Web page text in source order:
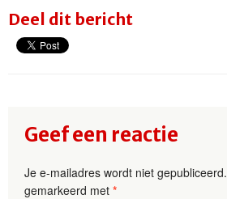
Deel dit bericht
Geef een reactie
Je e-mailadres wordt niet gepubliceerd.
gemarkeerd met *